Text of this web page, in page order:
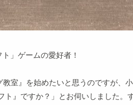
」ゲームの愛好者！
教室』を始めたいと思うのですが、
ト』ですか？」とお伺いしました。